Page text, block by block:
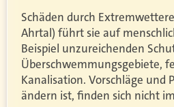
Schäden durch
Ahrtal) führt sie auf
Beispiel unzureichenden
Überschwemmungsgebiete,
Kanalisation. Vorschläge und
ändern ist, finden sich nicht